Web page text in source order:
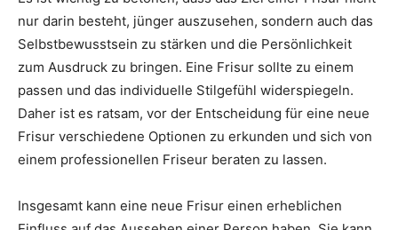
nur darin besteht, jünger auszusehen, sondern auch das
Selbstbewusstsein zu stärken und die Persönlichkeit
zum Ausdruck zu bringen. Eine Frisur sollte zu einem
passen und das individuelle Stilgefühl widerspiegeln.
Daher ist es ratsam, vor der Entscheidung für eine neue
Frisur verschiedene Optionen zu erkunden und sich von
einem professionellen Friseur beraten zu lassen.
Insgesamt kann eine neue Frisur einen erheblichen